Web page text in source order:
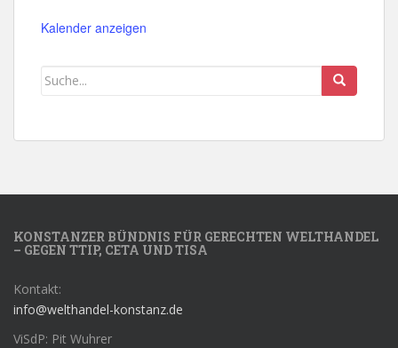
Kalender anzeigen
KONSTANZER BÜNDNIS FÜR GERECHTEN WELTHANDEL
– GEGEN TTIP, CETA UND TISA
Kontakt:
info@welthandel-konstanz.de
ViSdP: Pit Wuhrer